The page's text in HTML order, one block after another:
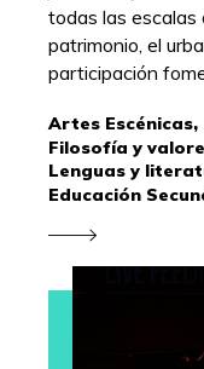
todas las escalas
patrimonio, el
participación
Artes Escénicas,
Filosofía y
Lenguas y
Educación